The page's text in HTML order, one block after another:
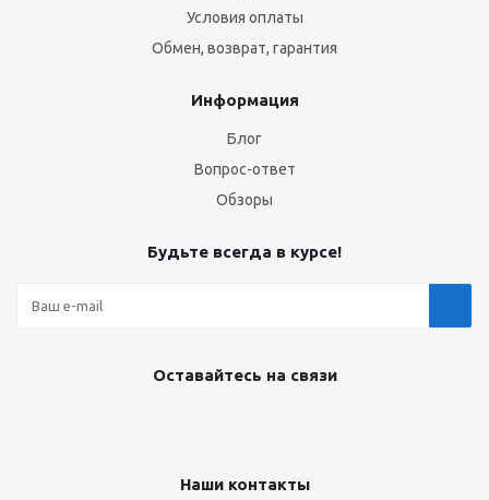
Условия оплаты
Обмен, возврат, гарантия
Информация
Блог
Вопрос-ответ
Обзоры
Будьте всегда в курсе!
Оставайтесь на связи
Наши контакты